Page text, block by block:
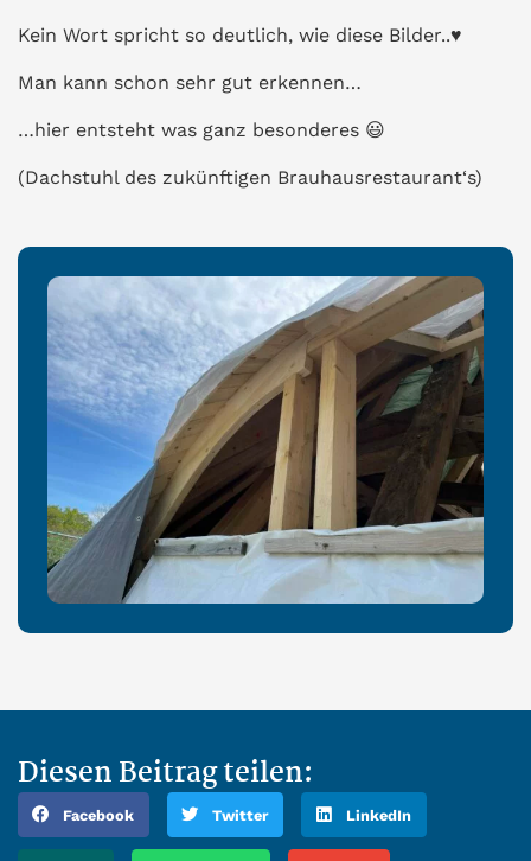
Kein Wort spricht so deutlich, wie diese Bilder..♥️
Man kann schon sehr gut erkennen…
…hier entsteht was ganz besonderes 😃
(Dachstuhl des zukünftigen Brauhausrestaurant‘s)
Diesen Beitrag teilen:
Facebook Twitter LinkedIn